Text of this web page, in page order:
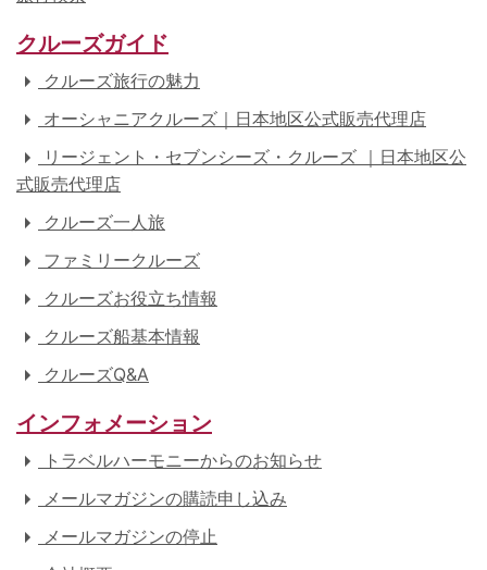
クルーズガイド
クルーズ旅行の魅力
オーシャニアクルーズ｜日本地区公式販売代理店
リージェント・セブンシーズ・クルーズ ｜日本地区公
式販売代理店
クルーズ一人旅
ファミリークルーズ
クルーズお役立ち情報
クルーズ船基本情報
クルーズQ&A
インフォメーション
トラベルハーモニーからのお知らせ
メールマガジンの購読申し込み
メールマガジンの停止